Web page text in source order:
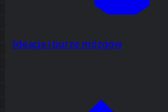
Ideacja i burze mózgów